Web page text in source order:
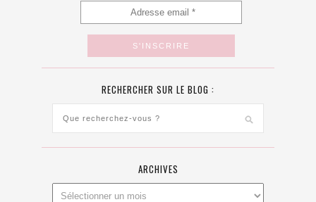
RECHERCHER SUR LE BLOG :
ARCHIVES